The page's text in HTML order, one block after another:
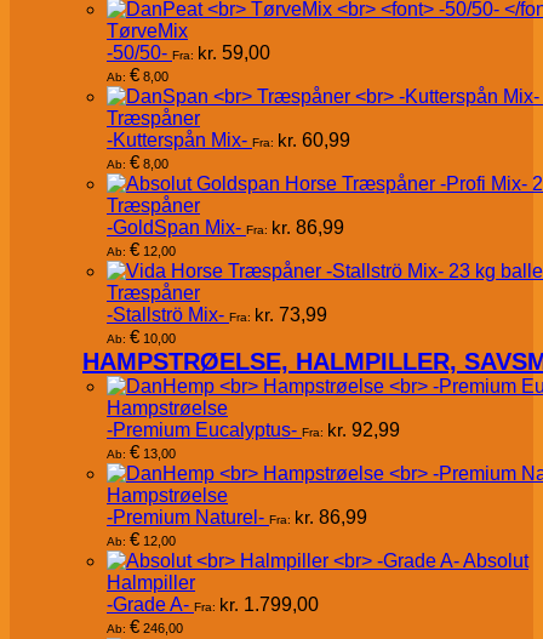
TørveMix
-50/50- Fra: kr. 59,00
Ab: € 8,00
Træspåner
-Kutterspån Mix- Fra: kr. 60,99
Ab: € 8,00
Træspåner
-GoldSpan Mix- Fra: kr. 86,99
Ab: € 12,00
Træspåner
-Stallströ Mix- Fra: kr. 73,99
Ab: € 10,00
HAMPSTRØELSE, HALMPILLER,
Hampstrøelse
-Premium Eucalyptus- Fra: kr. 92,99
Ab: € 13,00
Hampstrøelse
-Premium Naturel- Fra: kr. 86,99
Ab: € 12,00
Absolut
Halmpiller
-Grade A- Fra: kr. 1.799,00
Ab: € 246,00